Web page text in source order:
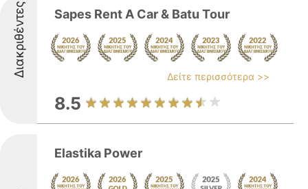
Διακριθέντες Sapes Rent A Car & Batu Tour
Δείτε περισσότερα >>
8.5
Elastika Power